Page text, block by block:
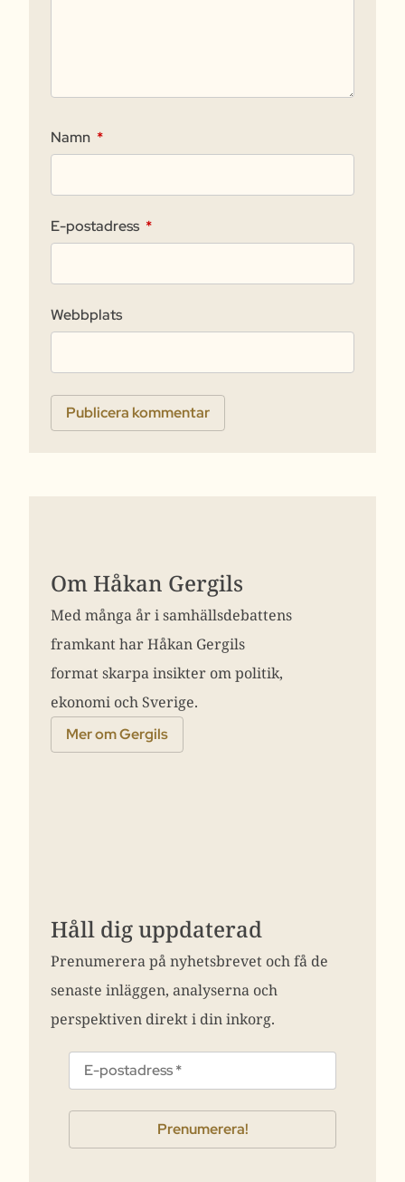
Namn *
E-postadress *
Webbplats
Om Håkan Gergils
Med många år i samhällsdebattens
framkant har Håkan Gergils
format skarpa insikter om politik,
ekonomi och Sverige.
Mer om Gergils
Håll dig uppdaterad
Prenumerera på nyhetsbrevet och få de
senaste inläggen, analyserna och
perspektiven direkt i din inkorg.